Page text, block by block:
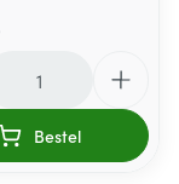
Bestel